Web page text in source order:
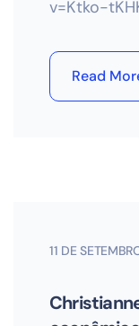
v=Ktko-
Read
11 DE